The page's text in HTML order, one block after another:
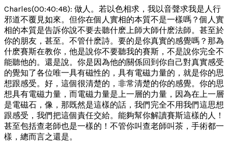
Charles(00:40:48): 做人。若以色相求，我以音聲求我是人行
邪道不覆見如來。但你在個人實相的本質不是一樣嗎？個人實
相的本質是告訴你說不要去聽什麽上師大師什麽法師。甚至於
你的朋友，甚至。不管什麽詩。要的是你真實的感覺嗎？那為
什麽賽斯在教你，他是說你不要聽我的賽斯，不是說你完全不
能聽他的。還是說。你是因為他的關係回到你自己對真實感受
的覺知了各位唯一具有磁性的，具有電磁力量的，就是你的思
想跟感受。好，這個很清楚的，非常清楚的你的感覺。你的思
想具有電磁力量，而電磁力量是上一層的力量，因為在上一層
是電磁石，像，那既然是這樣的話，我們完全不用我們這思想
跟感受，我們把這個責任交給。能夠幫你解讀賽斯這樣的人！
甚至包括查老師也是一樣的！不管你叫查老師叫茶，手術都一
樣，總而言之還是。